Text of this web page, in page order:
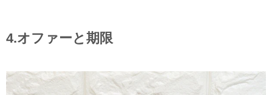
4.オファーと期限